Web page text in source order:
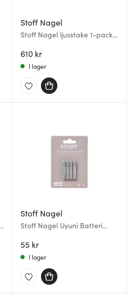
Stoff Nagel
Stoff Nagel ljusstake 1-pack
610 kr
I lager
Stoff Nagel
Stoff Nagel Uyuni Batteri
55 kr
I lager